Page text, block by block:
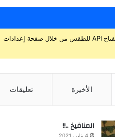
يجب عليك إضافة مفتاح API للطقس من خلال صفحة إعدادات
الأخيرة تعليقات
المنافيخ ..!!
4 يناير، 2021